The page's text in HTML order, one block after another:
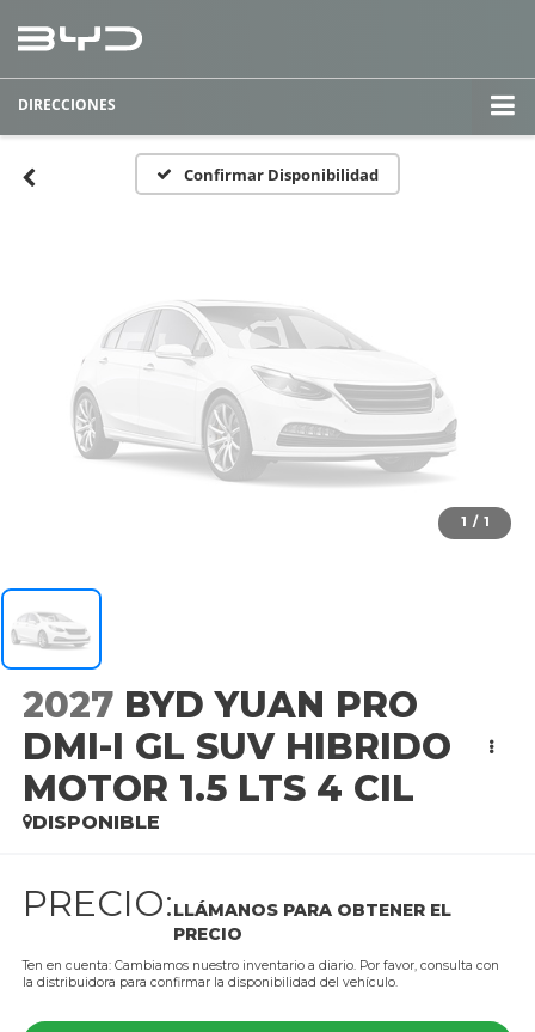
DIRECCIONES
Confirmar Disponibilidad
Por favor, revise luego
1 / 1
2027 BYD YUAN PRO
DMI-I GL SUV HIBRIDO
MOTOR 1.5 LTS 4 CIL
DISPONIBLE
PRECIO:LLÁMANOS PARA OBTENER EL
PRECIO
Ten en cuenta: Cambiamos nuestro inventario a diario. Por favor, consulta con
la distribuidora para confirmar la disponibilidad del vehículo.